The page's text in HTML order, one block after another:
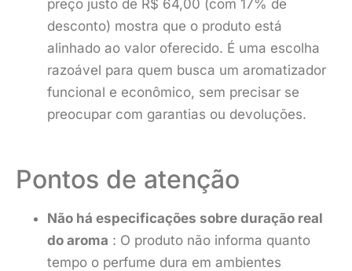
preço justo de R$ 64,00 (com 17% de
desconto) mostra que o produto está
alinhado ao valor oferecido. É uma escolha
razoável para quem busca um aromatizador
funcional e econômico, sem precisar se
preocupar com garantias ou devoluções.
Pontos de atenção
Não há especificações sobre duração real
do aroma : O produto não informa quanto
tempo o perfume dura em ambientes